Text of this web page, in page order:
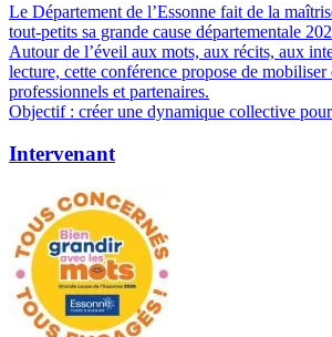
Le Département de l’Essonne fait de la
tout-petits sa grande cause départementale
Autour de l’éveil aux mots, aux récits, aux
lecture, cette conférence propose de mobiliser
professionnels et partenaires.
Objectif : créer une dynamique collective
Intervenant